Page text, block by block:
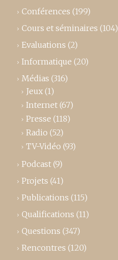
Conférences (199)
Cours et séminaires (104)
Evaluations (2)
Informatique (20)
Médias (316)
Jeux (1)
Internet (67)
Presse (118)
Radio (52)
TV-Vidéo (93)
Podcast (9)
Projets (41)
Publications (115)
Qualifications (11)
Questions (347)
Rencontres (120)